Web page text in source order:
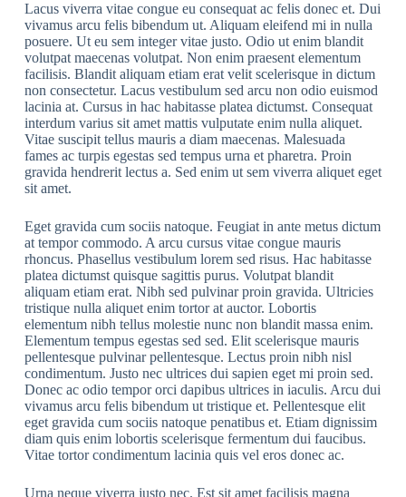
Lacus viverra vitae congue eu consequat ac felis donec et. Dui
vivamus arcu felis bibendum ut. Aliquam eleifend mi in nulla
posuere. Ut eu sem integer vitae justo. Odio ut enim blandit
volutpat maecenas volutpat. Non enim praesent elementum
facilisis. Blandit aliquam etiam erat velit scelerisque in dictum
non consectetur. Lacus vestibulum sed arcu non odio euismod
lacinia at. Cursus in hac habitasse platea dictumst. Consequat
interdum varius sit amet mattis vulputate enim nulla aliquet.
Vitae suscipit tellus mauris a diam maecenas. Malesuada
fames ac turpis egestas sed tempus urna et pharetra. Proin
gravida hendrerit lectus a. Sed enim ut sem viverra aliquet eget
sit amet.
Eget gravida cum sociis natoque. Feugiat in ante metus dictum
at tempor commodo. A arcu cursus vitae congue mauris
rhoncus. Phasellus vestibulum lorem sed risus. Hac habitasse
platea dictumst quisque sagittis purus. Volutpat blandit
aliquam etiam erat. Nibh sed pulvinar proin gravida. Ultricies
tristique nulla aliquet enim tortor at auctor. Lobortis
elementum nibh tellus molestie nunc non blandit massa enim.
Elementum tempus egestas sed sed. Elit scelerisque mauris
pellentesque pulvinar pellentesque. Lectus proin nibh nisl
condimentum. Justo nec ultrices dui sapien eget mi proin sed.
Donec ac odio tempor orci dapibus ultrices in iaculis. Arcu dui
vivamus arcu felis bibendum ut tristique et. Pellentesque elit
eget gravida cum sociis natoque penatibus et. Etiam dignissim
diam quis enim lobortis scelerisque fermentum dui faucibus.
Vitae tortor condimentum lacinia quis vel eros donec ac.
Urna neque viverra justo nec. Est sit amet facilisis magna